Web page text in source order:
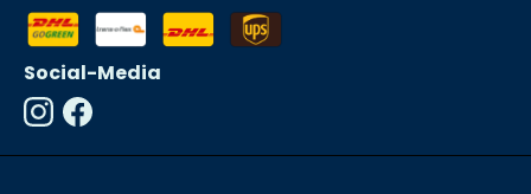
Social-Media